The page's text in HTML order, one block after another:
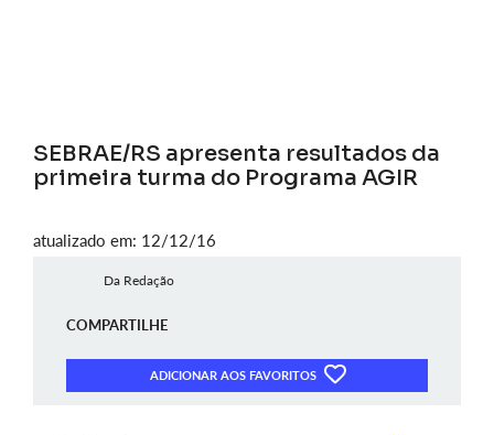
SEBRAE/RS apresenta resultados da
primeira turma do Programa AGIR
atualizado em: 12/12/16
Da Redação
COMPARTILHE
ADICIONAR AOS FAVORITOS